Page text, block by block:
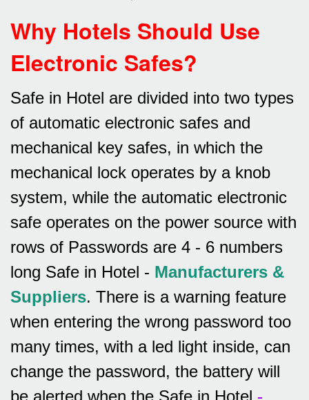
Why Hotels Should Use
Electronic Safes?
Safe in Hotel are divided into two types
of automatic electronic safes and
mechanical key safes, in which the
mechanical lock operates by a knob
system, while the automatic electronic
safe operates on the power source with
rows of Passwords are 4 - 6 numbers
long Safe in Hotel - Manufacturers &
Suppliers. There is a warning feature
when entering the wrong password too
many times, with a led light inside, can
change the password, the battery will
be alerted when the Safe in Hotel